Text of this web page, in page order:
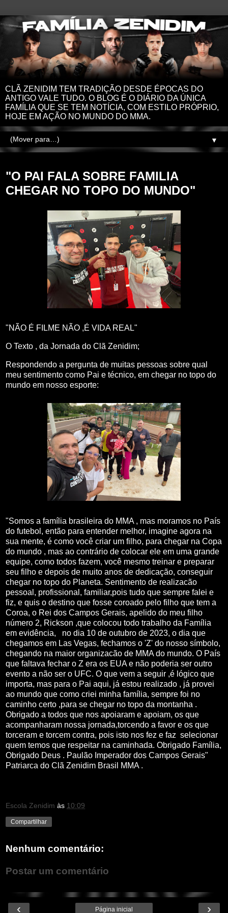
CLÃ ZENIDIM TEM TRADIÇÃO DESDE ÉPOCAS DO
ANTIGO VALE TUDO. O BLOG É O DIÁRIO DA ÚNICA
FAMÍLIA QUE SE TEM NOTÍCIA, COM ESTILO PRÓPRIO,
HOJE EM AÇÃO NO MUNDO DO MMA.
▼
"O PAI FALA SOBRE FAMILIA
CHEGAR NO TOPO DO MUNDO"
"NÃO É FILME NÃO ,É VIDA REAL"
O Texto , da Jornada do Clã Zenidim;
Respondendo a pergunta de muitas pessoas sobre qual
meu sentimento como Pai e técnico, em chegar no topo do
mundo em nosso esporte:
"Somos a família brasileira do MMA , mas moramos no País
do futebol, então para entender melhor, imagine agora na
sua mente, é como você criar um filho, para chegar na Copa
do mundo , mas ao contrário de colocar ele em uma grande
equipe, como todos fazem, você mesmo treinar e preparar
seu filho e depois de muito anos de dedicação, conseguir
chegar no topo do Planeta. Sentimento de realizacão
pessoal, profissional, familiar,pois tudo que sempre falei e
fiz, e quis o destino que fosse coroado pelo filho que tem a
Coroa, o Rei dos Campos Gerais, apelido do meu filho
número 2, Rickson ,que colocou todo trabalho da Família
em evidência, no dia 10 de outubro de 2023, o dia que
chegamos em Las Vegas, fechamos o 'Z' do nosso símbolo,
chegando na maior organizacão de MMA do mundo. O País
que faltava fechar o Z era os EUA e não poderia ser outro
evento a não ser o UFC. O que vem a seguir ,é lógico que
importa, mas para o Pai aqui, já estou realizado , já provei
ao mundo que como criei minha família, sempre foi no
caminho certo ,para se chegar no topo da montanha .
Obrigado a todos que nos apoiaram e apoiam, os que
acompanharam nossa jornada,torcendo a favor e os que
torceram e torcem contra, pois isto nos fez e faz selecionar
quem temos que respeitar na caminhada. Obrigado Família,
Obrigado Deus . Paulão Imperador dos Campos Gerais"
Patriarca do Clã Zenidim Brasil MMA .
Escola Zenidim às 10:09
Compartilhar
Nenhum comentário:
Postar um comentário
‹ ›
Página inicial